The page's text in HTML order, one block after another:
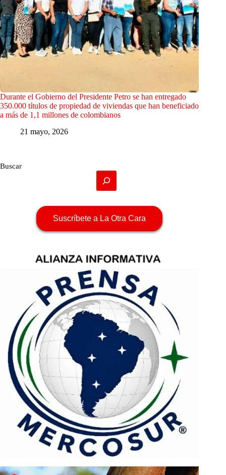
Durante el Gobierno del Presidente Petro se han entregado
350.000 títulos de propiedad de viviendas que han beneficiado
a más de 1,1 millones de colombianos
21 mayo, 2026
Buscar
Suscríbete a La Otra Cara